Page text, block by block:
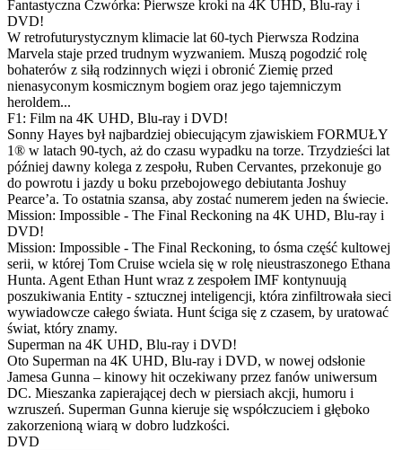
Fantastyczna Czwórka: Pierwsze kroki na 4K UHD, Blu-ray i
DVD!
W retrofuturystycznym klimacie lat 60-tych Pierwsza Rodzina
Marvela staje przed trudnym wyzwaniem. Muszą pogodzić rolę
bohaterów z siłą rodzinnych więzi i obronić Ziemię przed
nienasyconym kosmicznym bogiem oraz jego tajemniczym
heroldem...
F1: Film na 4K UHD, Blu-ray i DVD!
Sonny Hayes był najbardziej obiecującym zjawiskiem FORMUŁY
1® w latach 90-tych, aż do czasu wypadku na torze. Trzydzieści lat
później dawny kolega z zespołu, Ruben Cervantes, przekonuje go
do powrotu i jazdy u boku przebojowego debiutanta Joshuy
Pearce’a. To ostatnia szansa, aby zostać numerem jeden na świecie.
Mission: Impossible - The Final Reckoning na 4K UHD, Blu-ray i
DVD!
Mission: Impossible - The Final Reckoning, to ósma część kultowej
serii, w której Tom Cruise wciela się w rolę nieustraszonego Ethana
Hunta. Agent Ethan Hunt wraz z zespołem IMF kontynuują
poszukiwania Entity - sztucznej inteligencji, która zinfiltrowała sieci
wywiadowcze całego świata. Hunt ściga się z czasem, by uratować
świat, który znamy.
Superman na 4K UHD, Blu-ray i DVD!
Oto Superman na 4K UHD, Blu-ray i DVD, w nowej odsłonie
Jamesa Gunna – kinowy hit oczekiwany przez fanów uniwersum
DC. Mieszanka zapierającej dech w piersiach akcji, humoru i
wzruszeń. Superman Gunna kieruje się współczuciem i głęboko
zakorzenioną wiarą w dobro ludzkości.
DVD